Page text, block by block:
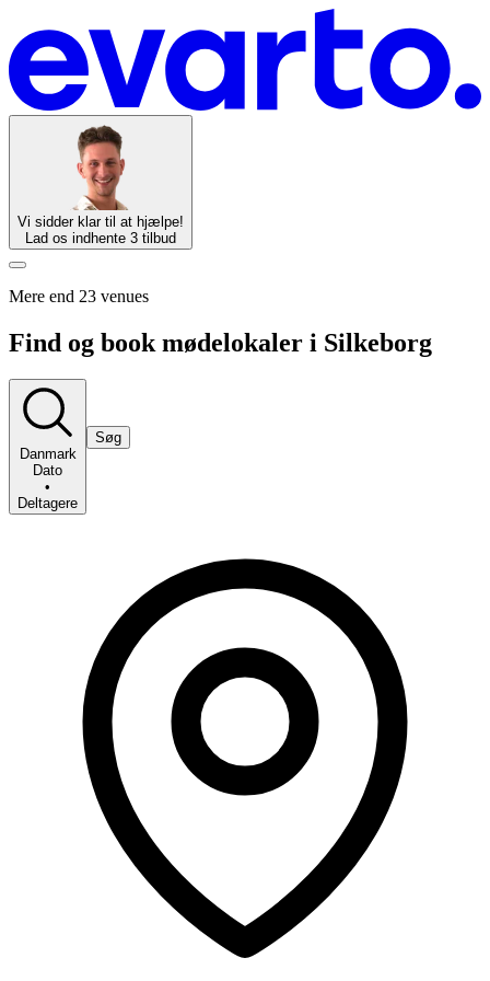
Vi sidder klar til at hjælpe!
Lad os indhente 3 tilbud
Mere end 23 venues
Find og book mødelokaler i Silkeborg
Danmark
Dato
•
Deltagere
Søg